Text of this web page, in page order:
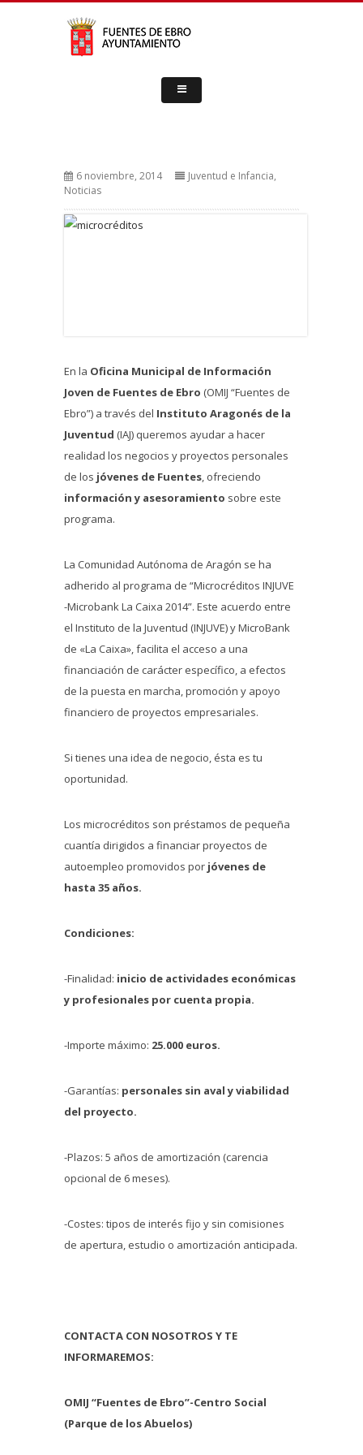
6 noviembre, 2014 Juventud e Infancia,
Noticias
En la Oficina Municipal de Información
Joven de Fuentes de Ebro (OMIJ “Fuentes de
Ebro”) a través del Instituto Aragonés de la
Juventud (IAJ) queremos ayudar a hacer
realidad los negocios y proyectos personales
de los jóvenes de Fuentes, ofreciendo
información y asesoramiento sobre este
programa.
La Comunidad Autónoma de Aragón se ha
adherido al programa de “Microcréditos INJUVE
-Microbank La Caixa 2014”. Este acuerdo entre
el Instituto de la Juventud (INJUVE) y MicroBank
de «La Caixa», facilita el acceso a una
financiación de carácter específico, a efectos
de la puesta en marcha, promoción y apoyo
financiero de proyectos empresariales.
Si tienes una idea de negocio, ésta es tu
oportunidad.
Los microcréditos son préstamos de pequeña
cuantía dirigidos a financiar proyectos de
autoempleo promovidos por jóvenes de
hasta 35 años.
Condiciones:
-Finalidad: inicio de actividades económicas
y profesionales por cuenta propia.
-Importe máximo: 25.000 euros.
-Garantías: personales sin aval y viabilidad
del proyecto.
-Plazos: 5 años de amortización (carencia
opcional de 6 meses).
-Costes: tipos de interés fijo y sin comisiones
de apertura, estudio o amortización anticipada.
CONTACTA CON NOSOTROS Y TE
INFORMAREMOS:
OMIJ “Fuentes de Ebro”-Centro Social
(Parque de los Abuelos)